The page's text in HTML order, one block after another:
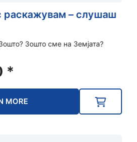
– слушаш
Зошто сме на Земјата?
Current
price
is:
€ 6,40.
*
MORE